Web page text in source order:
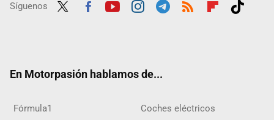
Síguenos
En Motorpasión hablamos de...
Fórmula1 Coches eléctricos